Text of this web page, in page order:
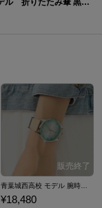
火神大我 モデル 折りたたみ傘 黒子のバスケ
¥18,480